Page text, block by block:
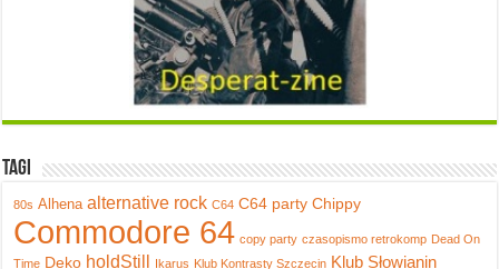
Tagi
80s Alhena alternative rock C64 C64 party Chippy
Commodore 64 copy party czasopismo retrokomp Dead On
Time Deko holdStill Ikarus Klub Kontrasty Szczecin Klub Słowianin